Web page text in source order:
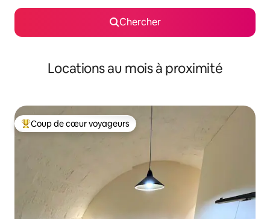
Chercher
Locations au mois à proximité
Coup de cœur voyageurs parmi les plus aimés
Coup de cœur voyageurs